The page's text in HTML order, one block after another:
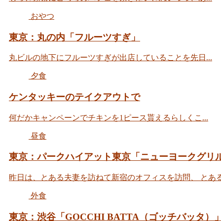
おやつ
東京：丸の内「フルーツすぎ」
丸ビルの地下にフルーツすぎが出店していることを先日...
夕食
ケンタッキーのテイクアウトで
何だかキャンペーンでチキンを1ピース貰えるらしくこ...
昼食
東京：パークハイアット東京「ニューヨークグリ
昨日は、とある夫妻を訪ねて新宿のオフィスを訪問、 とあ
外食
東京：渋谷「GOCCHI BATTA（ゴッチバッタ）」